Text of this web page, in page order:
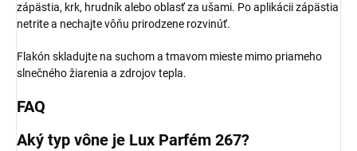
zápästia, krk, hrudník alebo oblasť za ušami. Po aplikácii zápästia
netrite a nechajte vôňu prirodzene rozvinúť.
Flakón skladujte na suchom a tmavom mieste mimo priameho
slnečného žiarenia a zdrojov tepla.
FAQ
Aký typ vône je Lux Parfém 267?